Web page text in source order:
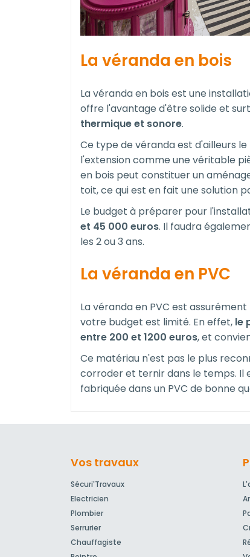
La véranda en bois
La véranda en bois est une
offre l'avantage d'être solide et
thermique et sonore.
Ce type de véranda est d'ailleurs
l'extension comme une véritable
en bois peut constituer un
toit, ce qui est en fait une solution
Le budget à préparer pour
et 45 000 euros. Il faudra
les 2 ou 3 ans.
La véranda en PVC
La véranda en PVC est
votre budget est limité. En effet, le
entre 200 et 1200 euros, et
Ce matériau n'est pas le plus
corroder et ternir dans le temps. Il
fabriquée dans un PVC de bonne
Vos travaux
Sécuri'Travaux
Electricien
Plombier
Serrurier
Chauffagiste